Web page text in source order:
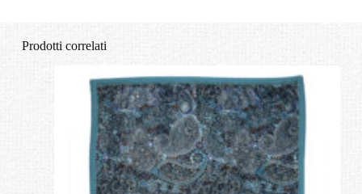
Prodotti correlati